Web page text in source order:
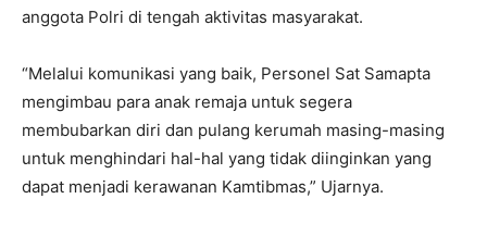
anggota Polri di tengah aktivitas masyarakat.
“Melalui komunikasi yang baik, Personel Sat Samapta
mengimbau para anak remaja untuk segera
membubarkan diri dan pulang kerumah masing-masing
untuk menghindari hal-hal yang tidak diinginkan yang
dapat menjadi kerawanan Kamtibmas,” Ujarnya.